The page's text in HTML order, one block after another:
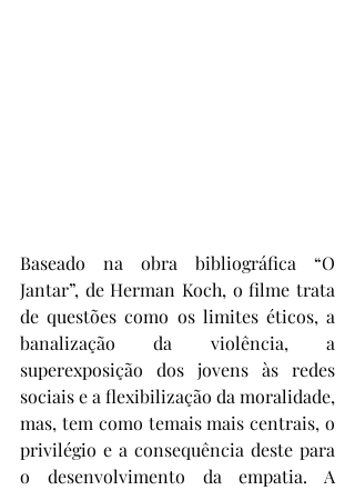
Baseado na obra bibliográfica “O
Jantar”, de Herman Koch, o filme trata
de questões como os limites éticos, a
banalização da violência, a
superexposição dos jovens às redes
sociais e a flexibilização da moralidade,
mas, tem como temais mais centrais, o
privilégio e a consequência deste para
o desenvolvimento da empatia. A